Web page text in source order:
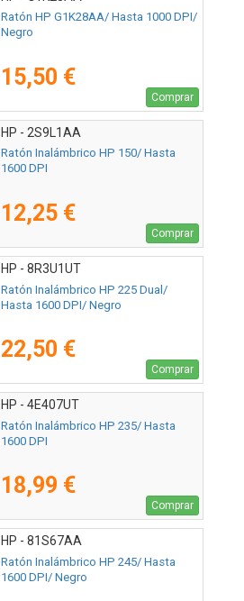
Ratón HP G1K28AA/ Hasta 1000 DPI/
Negro
15,50 €
Comprar
HP - 2S9L1AA
Ratón Inalámbrico HP 150/ Hasta
1600 DPI
12,25 €
Comprar
HP - 8R3U1UT
Ratón Inalámbrico HP 225 Dual/
Hasta 1600 DPI/ Negro
22,50 €
Comprar
HP - 4E407UT
Ratón Inalámbrico HP 235/ Hasta
1600 DPI
18,99 €
Comprar
HP - 81S67AA
Ratón Inalámbrico HP 245/ Hasta
1600 DPI/ Negro